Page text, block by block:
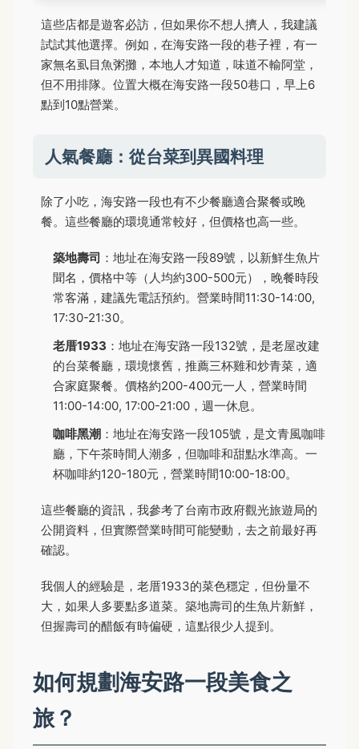
這些店都是遊客必訪，但如果你不想人擠人，我建議
試試其他選擇。例如，在海安路一段的巷子裡，有一
家無名虱目魚粥攤，本地人才知道，味道不輸阿堂，
但不用排隊。位置大概在海安路一段50巷口，早上6
點到10點營業。
人氣餐廳：從台菜到異國料理
除了小吃，海安路一段也有不少餐廳適合聚餐或晚
餐。這些餐廳的環境通常較好，但價格也高一些。
築地壽司 ：地址在海安路一段89號，以新鮮生魚片
聞名，價格中等（人均約300-500元），晚餐時段
常客滿，建議先電話預約。營業時間11:30-14:00,
17:30-21:30。
老厝1933 ：地址在海安路一段132號，是老屋改建
的台菜餐廳，環境懷舊，推薦三杯雞和炒青菜，適
合家庭聚餐。價格約200-400元一人，營業時間
11:00-14:00, 17:00-21:00，週一休息。
咖啡黑潮 ：地址在海安路一段105號，是文青風咖啡
廳，下午茶時間人潮多，但咖啡和甜點水準高。一
杯咖啡約120-180元，營業時間10:00-18:00。
這些餐廳的資訊，我參考了台南市政府觀光旅遊局的
公開資料，但實際營業時間可能變動，去之前最好再
確認。
我個人的經驗是，老厝1933的菜色穩定，但份量不
大，如果人多要點多道菜。築地壽司的生魚片新鮮，
但握壽司的醋飯有時偏硬，這點很少人提到。
如何規劃海安路一段美食之
旅？